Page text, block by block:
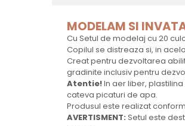
MODELAM SI
Cu Setul de modelaj cu 20
Copilul se distreaza si, in
Creat pentru dezvoltarea
gradinite inclusiv pentru
Atentie!In aer liber,
cateva picaturi de apa.
Produsul este realizat
AVERTISMENT: Setul este